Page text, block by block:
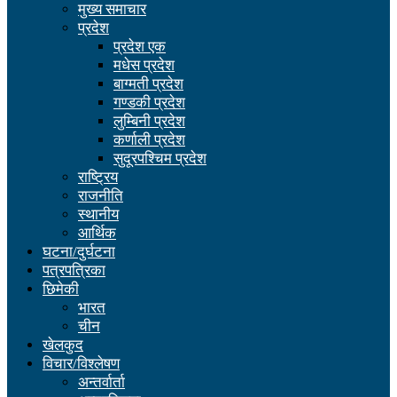
मुख्य समाचार
प्रदेश
प्रदेश एक
मधेस प्रदेश
बाग्मती प्रदेश
गण्डकी प्रदेश
लुम्बिनी प्रदेश
कर्णाली प्रदेश
सुदूरपश्चिम प्रदेश
राष्ट्रिय
राजनीति
स्थानीय
आर्थिक
घटना/दुर्घटना
पत्रपत्रिका
छिमेकी
भारत
चीन
खेलकुद
विचार/विश्लेषण
अन्तर्वार्ता